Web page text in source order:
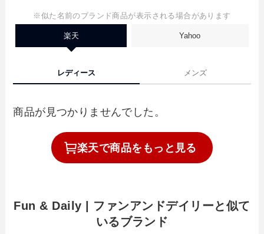
※似た名前のブランド商品が表示される場合があります
楽天 Yahoo
レディース メンズ
商品が見つかりませんでした。
楽天で商品を もっと見る
Fun & Daily | ファンアンドデイリーと似て
いるブランド